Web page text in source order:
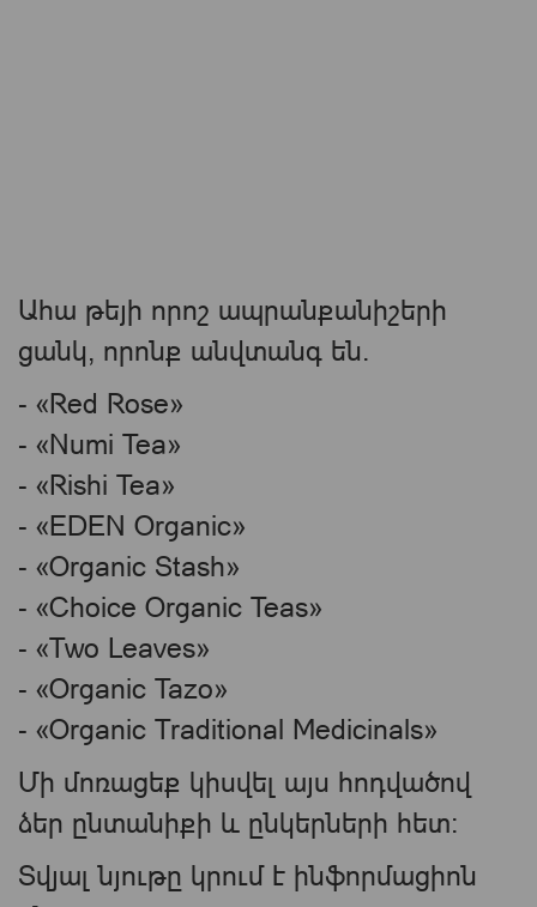
Ահա թեյի որոշ ապրանքանիշերի
ցանկ, որոնք անվտանգ են.
- «Red Rose»
- «Numi Tea»
- «Rishi Tea»
- «EDEN Organic»
- «Organic Stash»
- «Choice Organic Teas»
- «Two Leaves»
- «Organic Tazo»
- «Organic Traditional Medicinals»
Մի մոռացեք կիսվել այս հոդվածով
ձեր ընտանիքի և ընկերների հետ:
Տվյալ նյութը կրում է ինֆորմացիոն